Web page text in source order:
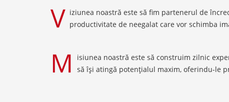
V iziunea noastră este să fim partenerul de
productivitate de neegalat care vor schimba
M
isiunea noastră este să construim zilnic
să își atingă potențialul maxim, oferindu-le